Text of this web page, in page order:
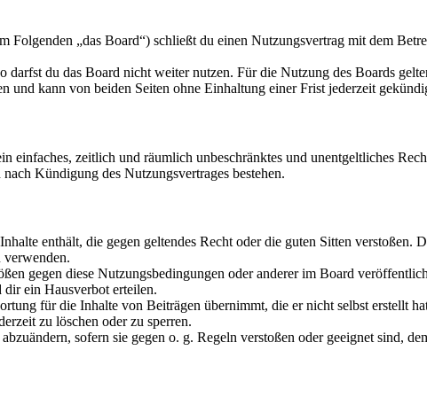
„das Board“) schließt du einen Nutzungsvertrag mit dem
darfst du das Board nicht weiter nutzen. Für die Nutzung des Boards
und kann von beiden Seiten ohne Einhaltung einer Frist jederzeit
einfaches, zeitlich und räumlich unbeschränktes und unentgeltliches
Kündigung des Nutzungsvertrages bestehen.
enthält, die gegen geltendes Recht oder die guten Sitten verstoßen.
gegen diese Nutzungsbedingungen oder anderer im Board
dir ein Hausverbot erteilen.
für die Inhalte von Beiträgen übernimmt, die er nicht selbst erstellt
zu löschen oder zu sperren.
sofern sie gegen o. g. Regeln verstoßen oder geeignet sind,